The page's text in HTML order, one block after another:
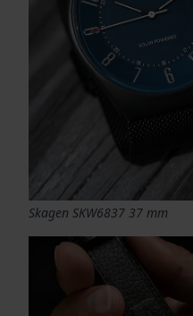
Skagen SKW6837 37 mm